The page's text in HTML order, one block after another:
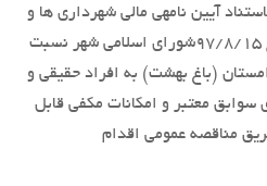
آیین نامه­ی مالی شهرداری ها و
مصوبه شماره 2506/ش مورخ 97/8/15شورای اسلامی شهر نسبت
(باغ بهشت) به افراد حقیقی و
سوابق معتبر و امکانات مکفی قابل
مناقصه عمومی اقدام